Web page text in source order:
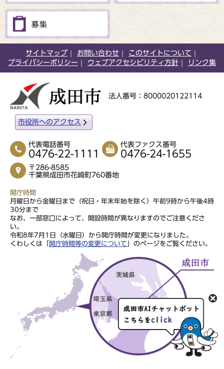
サイトマップ お問い合わせ
このサイトについて
プライバシーポリシー
ウェブアクセシビリティ方針 リンク集
法人番号：8000020122114
市役所へのアクセス
代表電話番号
0476-22-1111
代表ファクス番号
0476-24-1655
〒286-8585
千葉県成田市花崎町760番地
開庁時間
月曜日から金曜日まで（祝日・年末年始を除く）午前9時から午後4時
30分まで
なお、一部窓口によって、開設時間が異なりますのでご注意くださ
い。
令和8年7月1日（水曜日）から開庁時間が変更になりました。
くわしくは「
開庁時間等の変更について 」のページをご覧ください。